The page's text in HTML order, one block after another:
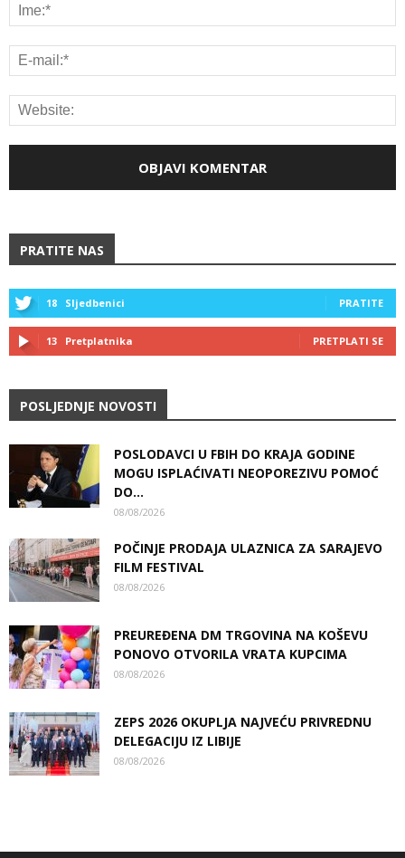
PRATITE NAS
18 Sljedbenici PRATITE
13 Pretplatnika PRETPLATI SE
POSLJEDNJE NOVOSTI
POSLODAVCI U FBIH DO KRAJA GODINE
MOGU ISPLAĆIVATI NEOPOREZIVU POMOĆ
DO...
08/08/2026
POČINJE PRODAJA ULAZNICA ZA SARAJEVO
FILM FESTIVAL
08/08/2026
PREUREĐENA DM TRGOVINA NA KOŠEVU
PONOVO OTVORILA VRATA KUPCIMA
08/08/2026
ZEPS 2026 OKUPLJA NAJVEĆU PRIVREDNU
DELEGACIJU IZ LIBIJE
08/08/2026